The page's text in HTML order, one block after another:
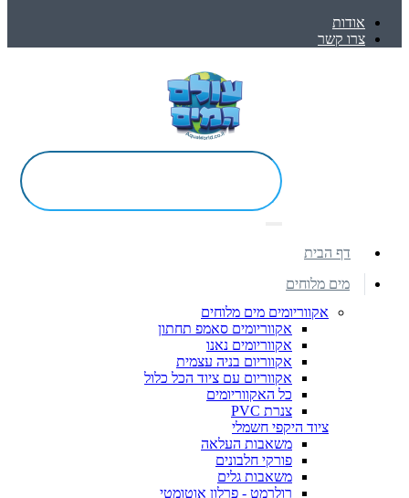
אודות
צרו קשר
דף הבית
מים מלוחים
אקווריומים מים מלוחים
אקווריומים סאמפ תחתון
אקווריומים נאנו
אקווריום בניה עצמית
אקווריום עם ציוד הכל כלול
כל האקווריומים
צנרת PVC
ציוד היקפי חשמלי
משאבות העלאה
פורקי חלבונים
משאבות גלים
רולרמט - פרלון אוטומטי